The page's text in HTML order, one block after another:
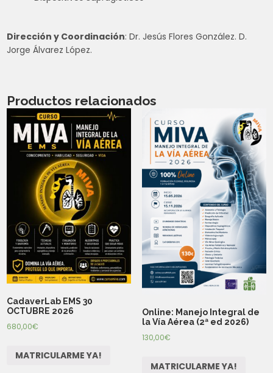
Dirección y Coordinación: Dr. Jesús Flores González. D.
Jorge Álvarez López.
Productos relacionados
CadaverLab EMS 30
OCTUBRE 2026
680,00€
MATRICULARME YA!
Online: Manejo Integral de
la Vía Aérea (2ª ed 2026)
130,00€
MATRICULARME YA!